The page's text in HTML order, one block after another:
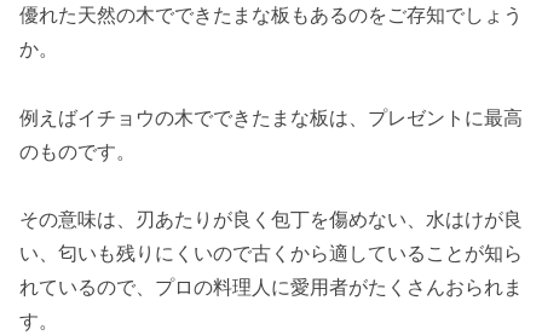
優れた天然の木でできたまな板もあるのをご存知でしょう
か。
例えばイチョウの木でできたまな板は、プレゼントに最高
のものです。
その意味は、刃あたりが良く包丁を傷めない、水はけが良
い、匂いも残りにくいので古くから適していることが知ら
れているので、プロの料理人に愛用者がたくさんおられま
す。